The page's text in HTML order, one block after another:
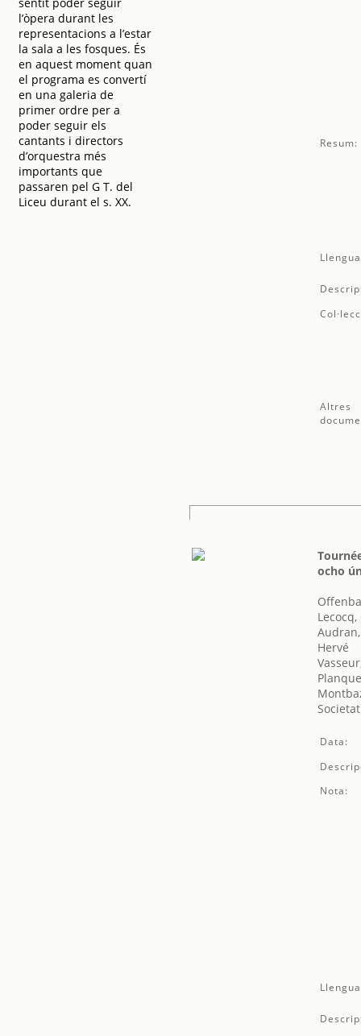
l’òpera durant les
representacions a l’estar
la sala a les fosques. És
en aquest moment quan
el programa es convertí
en una galeria de
primer ordre per a
poder seguir els
cantants i directors
d’orquestra més
importants que
passaren pel G T. del
Liceu durant el s. XX.
Resum:
Altres
ocho
Hervé
Data:
Nota: